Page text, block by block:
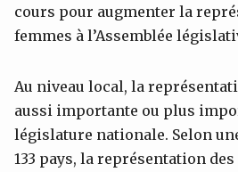
cours pour augmenter la
femmes à l’Assemblée
Au niveau local, la
aussi importante ou plus
législature nationale. Selon
133 pays, la représentation